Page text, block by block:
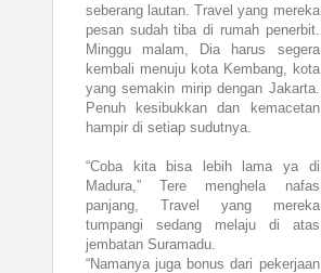
seberang lautan. Travel yang mereka
pesan sudah tiba di rumah penerbit.
Minggu malam, Dia harus segera
kembali menuju kota Kembang, kota
yang semakin mirip dengan Jakarta.
Penuh kesibukkan dan kemacetan
hampir di setiap sudutnya.
“Coba kita bisa lebih lama ya di
Madura,” Tere menghela nafas
panjang, Travel yang mereka
tumpangi sedang melaju di atas
jembatan Suramadu.
“Namanya juga bonus dari pekerjaan